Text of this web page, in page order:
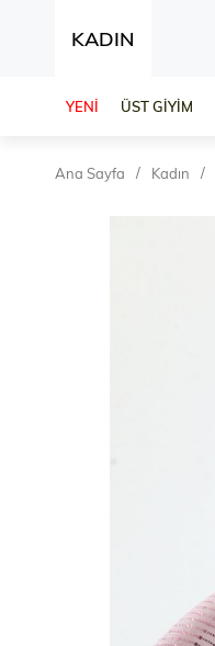
KADIN
YENİ ÜST GİYİM
Ana Sayfa Kadın